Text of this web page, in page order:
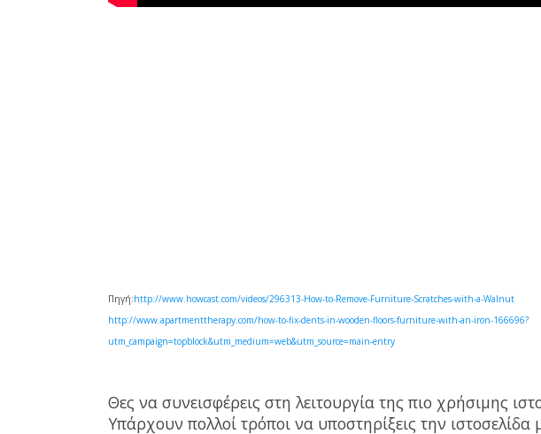
Πηγή:http://www.howcast.com/videos/296313-How-to-Remove-Furniture-Scratches-with-a-Walnut
http://www.apartmenttherapy.com/how-to-fix-dents-in-wooden-floors-furniture-with-an-iron-166696?
utm_campaign=topblock&utm_medium=web&utm_source=main-entry
Θες να συνεισφέρεις στη λειτουργία της πιο χρήσιμης
Υπάρχουν πολλοί τρόποι να υποστηρίξεις την ιστοσελίδα